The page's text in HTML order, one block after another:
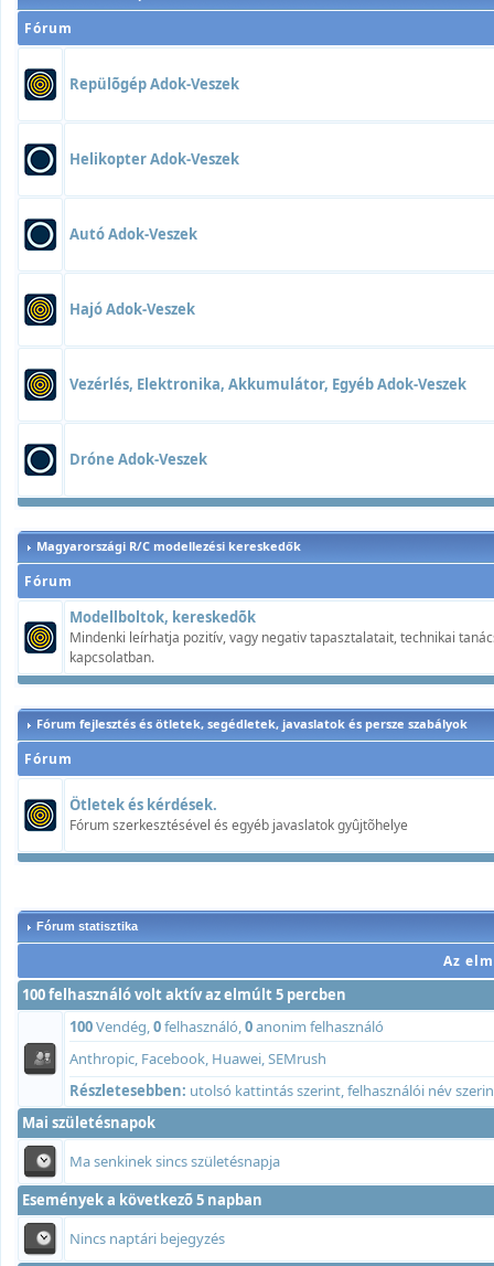
Fórum
Repülõgép Adok-Veszek
Helikopter Adok-Veszek
Autó Adok-Veszek
Hajó Adok-Veszek
Vezérlés, Elektronika, Akkumulátor, Egyéb Adok-Veszek
Dróne Adok-Veszek
Magyarországi R/C modellezési kereskedők
Fórum
Modellboltok, kereskedõk
Mindenki leírhatja pozitív, vagy negativ tapasztalatait, technikai
kapcsolatban.
Fórum fejlesztés és ötletek, segédletek, javaslatok és persze szabályok
Fórum
Ötletek és kérdések.
Fórum szerkesztésével és egyéb javaslatok gyûjtõhelye
Fórum statisztika
Az
100 felhasználó volt aktív az elmúlt 5 percben
100Vendég,0felhasználó,0anonim felhasználó
Anthropic, Facebook, Huawei, SEMrush
Részletesebben: utolsó kattintás szerint,felhasználói név
Mai születésnapok
Ma senkinek sincs születésnapja
Események a következõ 5 napban
Nincs naptári bejegyzés